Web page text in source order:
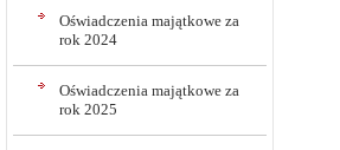
Oświadczenia majątkowe za
rok 2024
Oświadczenia majątkowe za
rok 2025